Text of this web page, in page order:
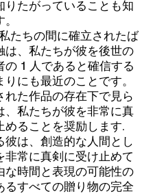
りたがっていることも知
たちの間に確立されたば
は、私たちが彼を後世の
の 1 人であると確信する
りにも最近のことです。
れた作品の存在下で見ら
、私たちが彼を非常に真
めることを奨励します.
彼は、創造的な人間とし
非常に真剣に受け止めて
な時間と表現の可能性の
るすべての贈り物の完全